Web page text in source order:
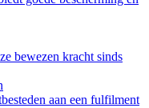
bewezen kracht sinds
aan een fulfilment